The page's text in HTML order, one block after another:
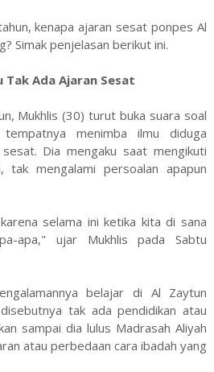
kenapa ajaran sesat ponpes Al
Simak penjelasan berikut ini.
Tak Ada Ajaran Sesat
Mukhlis (30) turut buka suara soal
menimba ilmu diduga
Dia mengaku saat mengikuti
tak mengalami persoalan apapun
selama ini ketika kita di sana
apa," ujar Mukhlis pada Sabtu
belajar di Al Zaytun
tak ada pendidikan atau
sampai dia lulus Madrasah Aliyah
atau perbedaan cara ibadah yang